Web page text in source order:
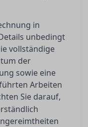
in
unbedingt
vollständige
der
sowie eine
Arbeiten
Sie darauf,